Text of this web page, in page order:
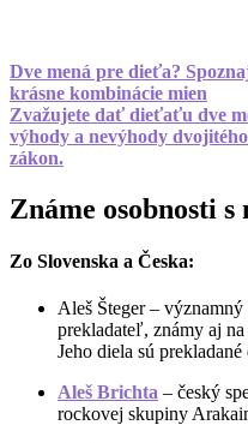
Dve mená pre dieťa?
krásne kombinácie mien
Zvažujete dať dieťaťu dve
výhody a nevýhody
zákon.
Známe osobnosti s
Zo Slovenska a Česka:
Aleš Šteger –
prekladateľ, známy aj
Jeho diela sú
Aleš Brichta – český
rockovej skupiny